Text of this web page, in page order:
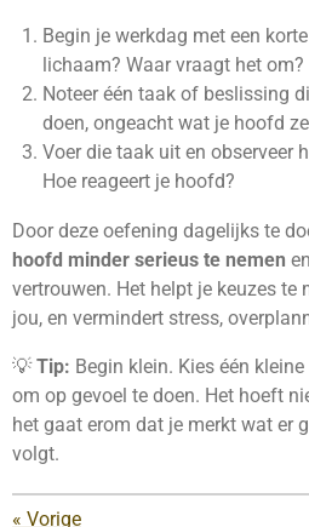
Begin je werkdag met een
lichaam? Waar vraagt het
Noteer één taak of beslissing
doen, ongeacht wat je hoofd
Voer die taak uit en observeer
Hoe reageert je hoofd?
Door deze oefening dagelijks te
hoofd minder serieus te nemen
vertrouwen. Het helpt je keuzes te
jou, en vermindert stress,
💡Tip: Begin klein. Kies één
om op gevoel te doen. Het hoeft
het gaat erom dat je merkt wat er
volgt.
« Vorige